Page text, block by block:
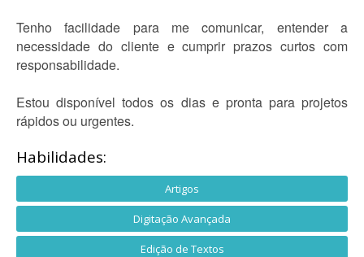
Tenho facilidade para me comunicar, entender a
necessidade do cliente e cumprir prazos curtos com
responsabilidade.
Estou disponível todos os dias e pronta para projetos
rápidos ou urgentes.
Habilidades:
Artigos
Digitação Avançada
Edição de Textos